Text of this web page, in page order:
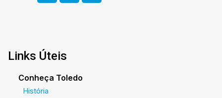
Links Úteis
Conheça Toledo
História